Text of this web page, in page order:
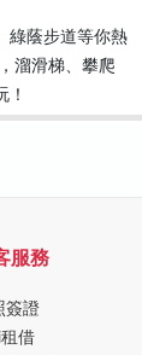
綠蔭步道等你熱
溜滑梯、攀爬
服務
簽證
借